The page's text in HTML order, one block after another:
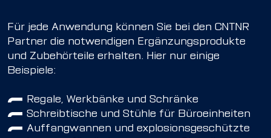
Für jede Anwendung können Sie bei den CNTNR
Partner die notwendigen Ergänzungsprodukte
und Zubehörteile erhalten. Hier nur einige
Beispiele:
Regale, Werkbänke und Schränke
Schreibtische und Stühle für Büroeinheiten
Auffangwannen und explosionsgeschützte